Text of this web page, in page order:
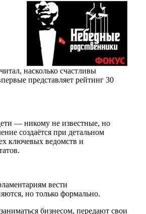
насколько счастливы
представляет рейтинг 30
— никому не известные, но
создаётся при детальном
ключевых ведомств и
вести
но только формально.
бизнесом, передают свои